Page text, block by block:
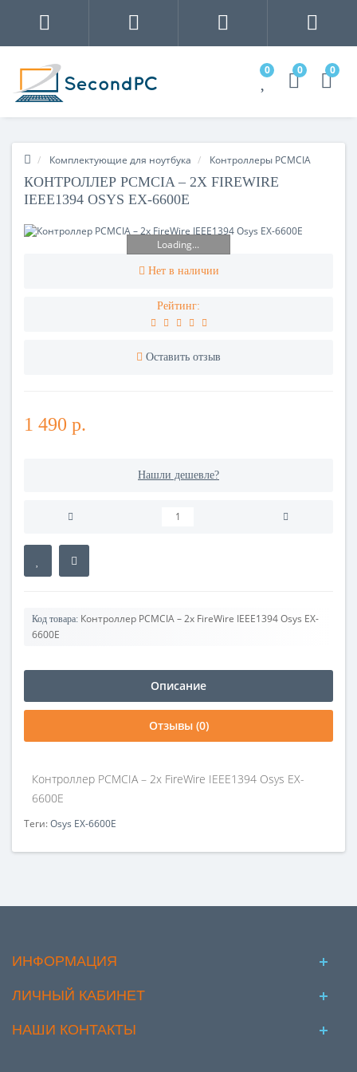
0 0 0
Комплектующие для ноутбука Контроллеры PCMCIA
КОНТРОЛЛЕР PCMCIA – 2Х FIREWIRE
IEEE1394 OSYS EX-6600E
Loading...
Нет в наличии
Рейтинг:
Оставить отзыв
1 490 р.
Нашли дешевле?
Код товара: Контроллер PCMCIA – 2х FireWire IEEE1394 Osys EX-
6600E
Описание
Отзывы (0)
Контроллер PCMCIA – 2х FireWire IEEE1394 Osys EX-
6600E
Теги:Osys EX-6600E
ИНФОРМАЦИЯ
ЛИЧНЫЙ КАБИНЕТ
НАШИ КОНТАКТЫ